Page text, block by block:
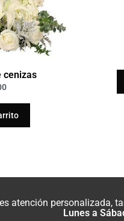
cenizas
atención personalizada,
Lunes a